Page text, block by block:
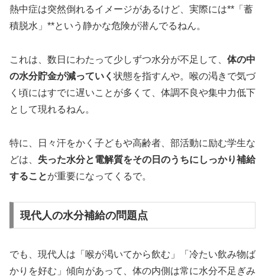
熱中症は突然倒れるイメージがあるけど、実際には**「蓄
積脱水」**という静かな危険が潜んでるねん。
これは、数日にわたって少しずつ水分が不足して、 体の中
の水分貯金が減っていく 状態を指すんや。喉の渇きで気づ
く頃にはすでに遅いことが多くて、体調不良や集中力低下
として現れるねん。
特に、日々汗をかく子どもや高齢者、部活動に励む学生な
どは、 失った水分と電解質をその日のうちにしっかり補給
することが重要になってくるで。
現代人の水分補給の問題点
でも、現代人は「喉が渇いてから飲む」「冷たい飲み物ば
かりを好む」傾向があって、体の内側は常に水分不足ぎみ